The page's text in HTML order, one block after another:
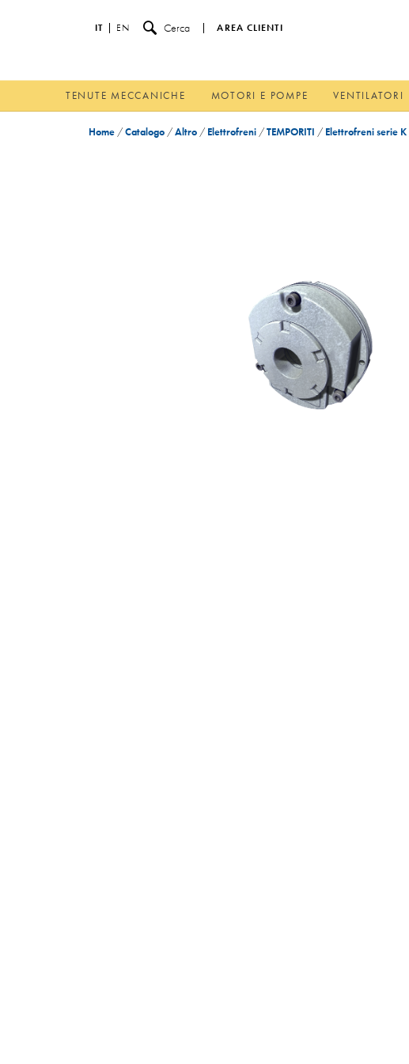
IT EN Cerca AREA CLIENTI
TENUTE MECCANICHE MOTORI E POMPE VENTILATORI
Home /Catalogo /Altro / Elettrofreni /TEMPORITI / Elettrofreni serie K